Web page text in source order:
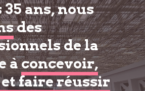
ans, nous
des
de la
àconcevoir,
faire réussir